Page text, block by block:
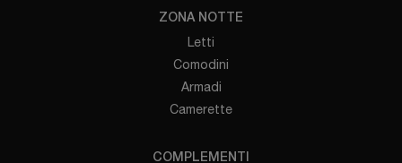
ZONA NOTTE
Letti
Comodini
Armadi
Camerette
COMPLEMENTI